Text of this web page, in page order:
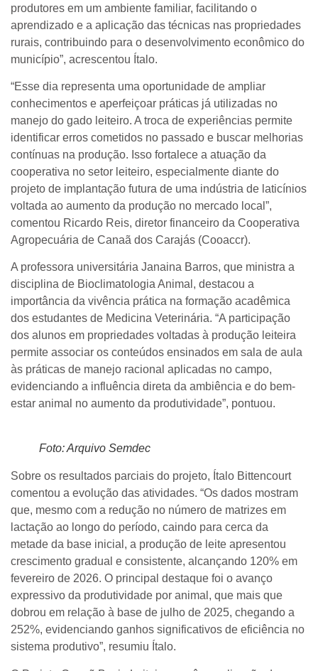
produtores em um ambiente familiar, facilitando o
aprendizado e a aplicação das técnicas nas propriedades
rurais, contribuindo para o desenvolvimento econômico do
município”, acrescentou Ítalo.
“Esse dia representa uma oportunidade de ampliar
conhecimentos e aperfeiçoar práticas já utilizadas no
manejo do gado leiteiro. A troca de experiências permite
identificar erros cometidos no passado e buscar melhorias
contínuas na produção. Isso fortalece a atuação da
cooperativa no setor leiteiro, especialmente diante do
projeto de implantação futura de uma indústria de laticínios
voltada ao aumento da produção no mercado local”,
comentou Ricardo Reis, diretor financeiro da Cooperativa
Agropecuária de Canaã dos Carajás (Cooaccr).
A professora universitária Janaina Barros, que ministra a
disciplina de Bioclimatologia Animal, destacou a
importância da vivência prática na formação acadêmica
dos estudantes de Medicina Veterinária. “A participação
dos alunos em propriedades voltadas à produção leiteira
permite associar os conteúdos ensinados em sala de aula
às práticas de manejo racional aplicadas no campo,
evidenciando a influência direta da ambiência e do bem-
estar animal no aumento da produtividade”, pontuou.
Foto: Arquivo Semdec
Sobre os resultados parciais do projeto, Ítalo Bittencourt
comentou a evolução das atividades. “Os dados mostram
que, mesmo com a redução no número de matrizes em
lactação ao longo do período, caindo para cerca da
metade da base inicial, a produção de leite apresentou
crescimento gradual e consistente, alcançando 120% em
fevereiro de 2026. O principal destaque foi o avanço
expressivo da produtividade por animal, que mais que
dobrou em relação à base de julho de 2025, chegando a
252%, evidenciando ganhos significativos de eficiência no
sistema produtivo”, resumiu Ítalo.